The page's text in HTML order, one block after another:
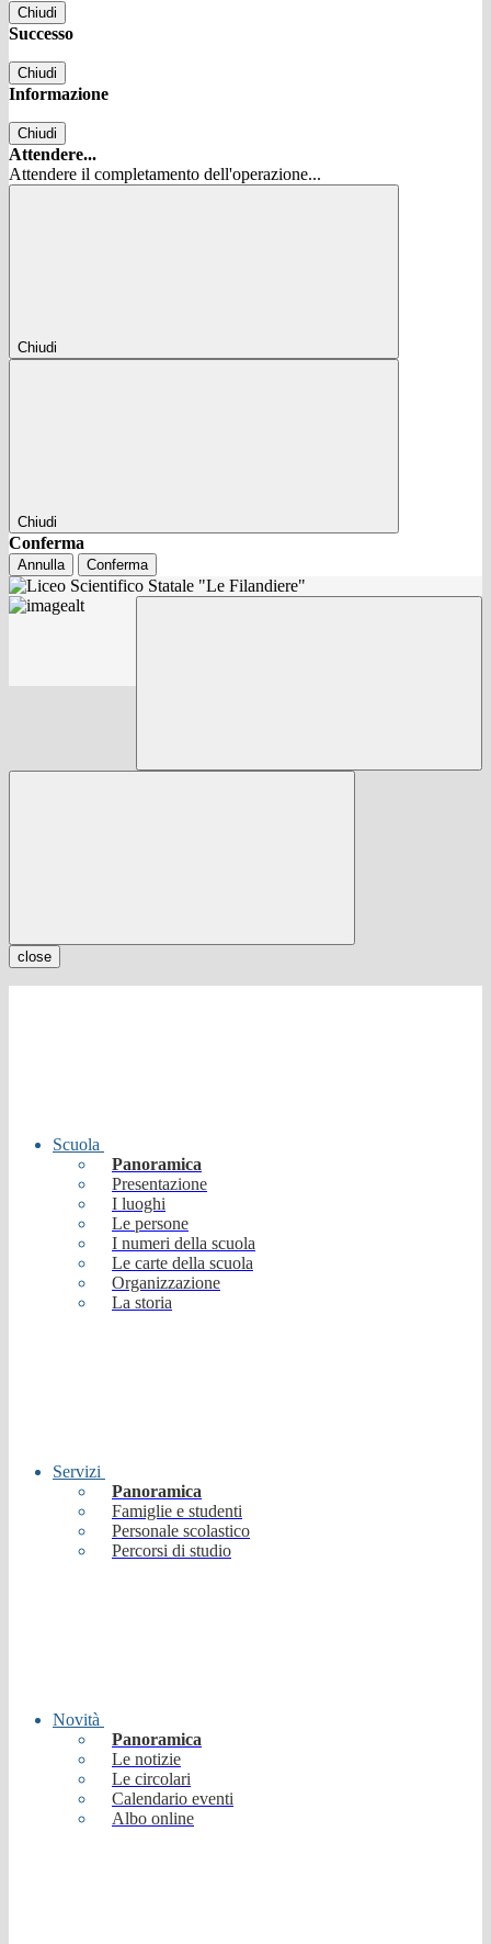
Chiudi
Successo
Chiudi
Informazione
Chiudi
Attendere...
Attendere il completamento dell'operazione...
Chiudi
Chiudi
Conferma
Annulla Conferma
close
Scuola
Panoramica
Presentazione
I luoghi
Le persone
I numeri della scuola
Le carte della scuola
Organizzazione
La storia
Servizi
Panoramica
Famiglie e studenti
Personale scolastico
Percorsi di studio
Novità
Panoramica
Le notizie
Le circolari
Calendario eventi
Albo online